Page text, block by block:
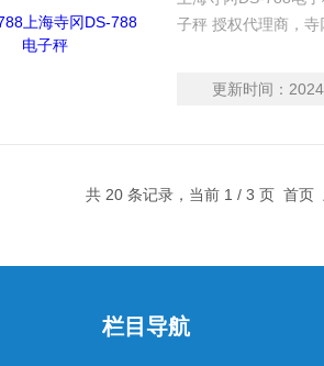
子秤 授权代理商
更新时间： 2024-
共 20 条记录，当前 1 / 3 页 首
栏目导航